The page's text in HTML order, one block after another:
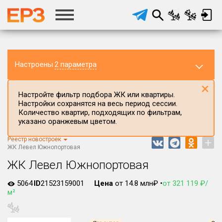
Настроены 2 параметра
Регион ЖК
Все
Настройте фильтр подбора ЖК или квартиры.
Настройки сохранятся на весь период сессии.
Количество квартир, подходящих по фильтрам,
указано оранжевым цветом.
×
Реестр новостроек
ЖК Левел Южнопортовая
+
ЖК Левел Южнопортовая
5064ID21523159001 Цена от 14.8 млн₽ •от 321 119 ₽/
м²